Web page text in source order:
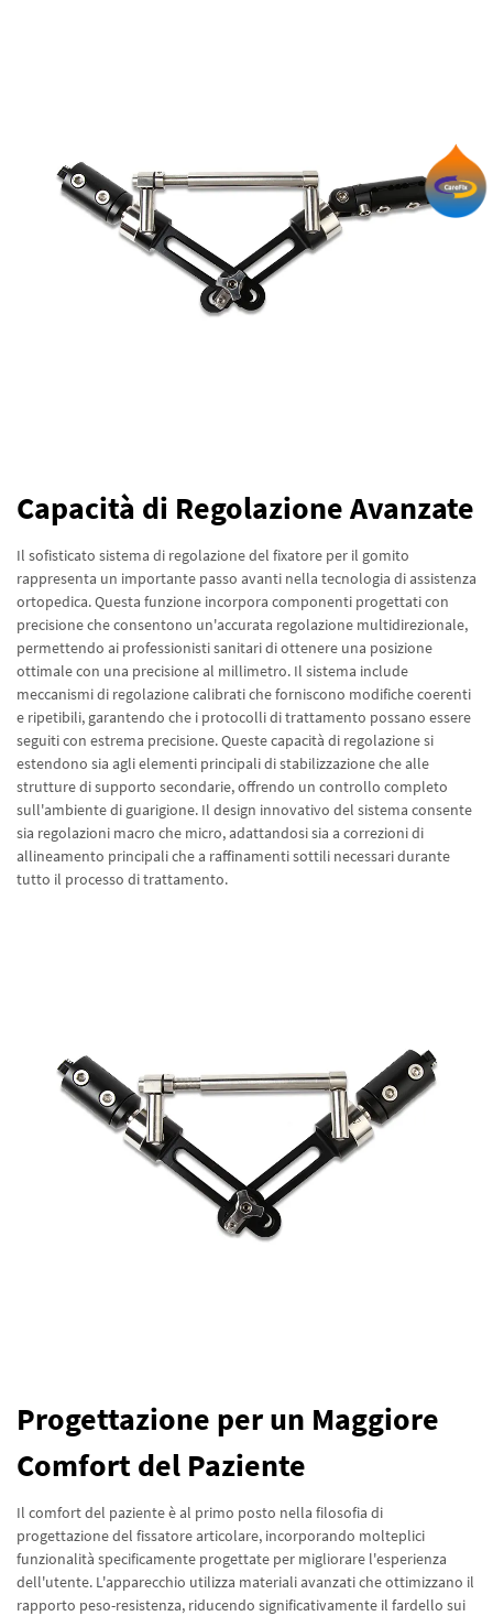
Capacità di Regolazione Avanzate
Il sofisticato sistema di regolazione del fixatore per il gomito
rappresenta un importante passo avanti nella tecnologia di assistenza
ortopedica. Questa funzione incorpora componenti progettati con
precisione che consentono un'accurata regolazione multidirezionale,
permettendo ai professionisti sanitari di ottenere una posizione
ottimale con una precisione al millimetro. Il sistema include
meccanismi di regolazione calibrati che forniscono modifiche coerenti
e ripetibili, garantendo che i protocolli di trattamento possano essere
seguiti con estrema precisione. Queste capacità di regolazione si
estendono sia agli elementi principali di stabilizzazione che alle
strutture di supporto secondarie, offrendo un controllo completo
sull'ambiente di guarigione. Il design innovativo del sistema consente
sia regolazioni macro che micro, adattandosi sia a correzioni di
allineamento principali che a raffinamenti sottili necessari durante
tutto il processo di trattamento.
Progettazione per un Maggiore
Comfort del Paziente
Il comfort del paziente è al primo posto nella filosofia di
progettazione del fissatore articolare, incorporando molteplici
funzionalità specificamente progettate per migliorare l'esperienza
dell'utente. L'apparecchio utilizza materiali avanzati che ottimizzano il
rapporto peso-resistenza, riducendo significativamente il fardello sui